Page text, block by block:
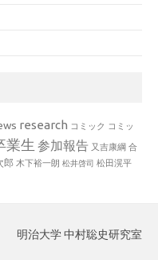
research コミック コミッ
業生 参加報告 又吉康綱 合
郎 木下裕一朗 松井啓司 松田滉平
明治大学 中村聡史研究室